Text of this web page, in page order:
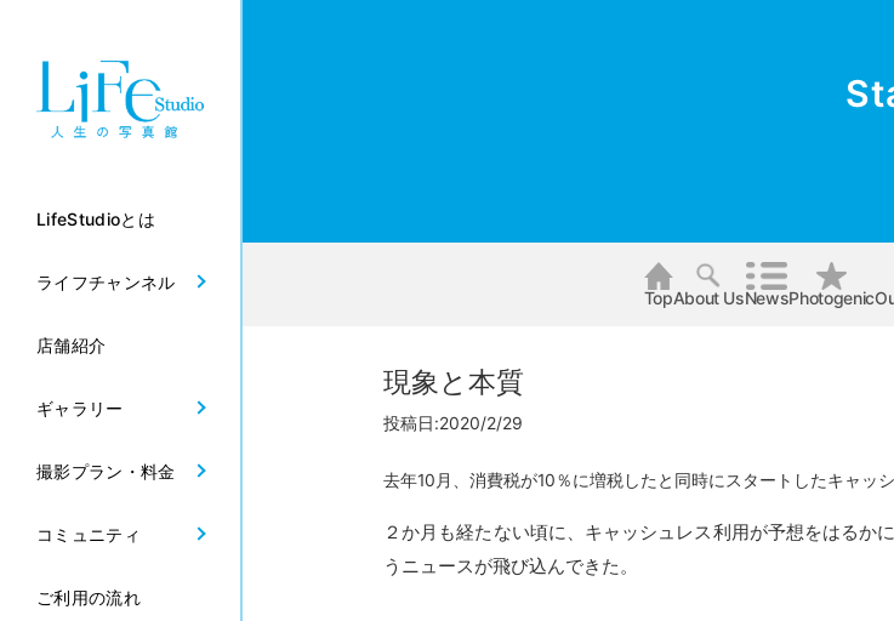
LifeStudioとは
ライフチャンネル
店舗紹介
ギャラリー
撮影プラン・料金
コミュニティ
ご利用の流れ
TopAbout UsNewsPhotogenic
現象と本質
投稿日:2020/2/29
去年10月、消費税が10％に増税したと同時にスタートしたキャッシ
２か月も経たない頃に、キャッシュレス利用が予想をはる
うニュースが飛び込んできた。